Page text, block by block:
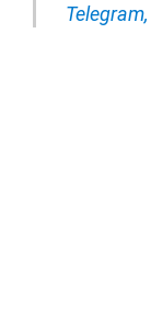
Telegram,